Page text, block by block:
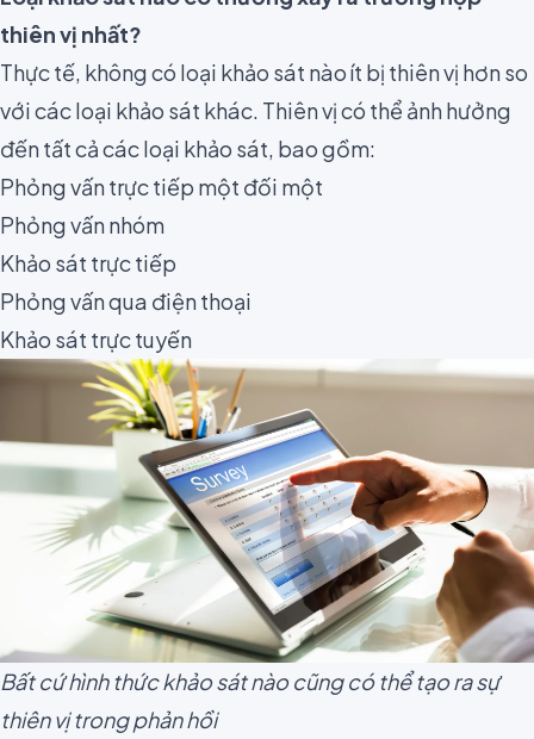
thiên vị nhất?
Thực tế, không có loại khảo sát nào ít bị thiên vị hơn so
với các loại khảo sát khác. Thiên vị có thể ảnh hưởng
đến tất cả các loại khảo sát, bao gồm:
Phỏng vấn trực tiếp một đối một
Phỏng vấn nhóm
Khảo sát trực tiếp
Phỏng vấn qua điện thoại
Khảo sát trực tuyến
Bất cứ hình thức khảo sát nào cũng có thể tạo ra sự
thiên vị trong phản hồi